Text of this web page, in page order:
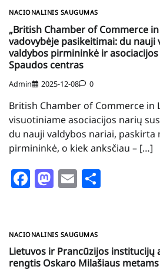
NACIONALINIS SAUGUMAS
„British Chamber of Commerce
vadovybėje pasikeitimai: du nauji
valdybos pirmininkė ir
Spaudos centras
Admin 2025-12-08 0
British Chamber of Commerce in
visuotiniame asociacijos narių
du nauji valdybos nariai, paskirta
pirmininkė, o kiek anksčiau – […]
Facebook
Mastodon
Email
NACIONALINIS SAUGUMAS
Lietuvos ir Prancūzijos institucijų
rengtis Oskaro Milašiaus metams